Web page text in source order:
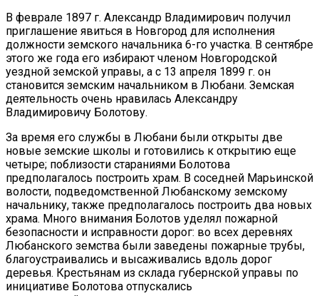
В феврале 1897 г. Александр Владимирович получил
приглашение явиться в Новгород для исполнения
должности земского начальника 6-го участка. В сентябре
этого же года его избирают членом Новгородской
уездной земской управы, а с 13 апреля 1899 г. он
становится земским начальником в Любани. Земская
деятельность очень нравилась Александру
Владимировичу Болотову.
За время его службы в Любани были открыты две
новые земские школы и готовились к открытию еще
четыре; поблизости стараниями Болотова
предполагалось построить храм. В соседней Марьинской
волости, подведомственной Любанскому земскому
начальнику, также предполагалось построить два новых
храма. Много внимания Болотов уделял пожарной
безопасности и исправности дорог: во всех деревнях
Любанского земства были заведены пожарные трубы,
благоустраивались и высаживались вдоль дорог
деревья. Крестьянам из склада губернской управы по
инициативе Болотова отпускались